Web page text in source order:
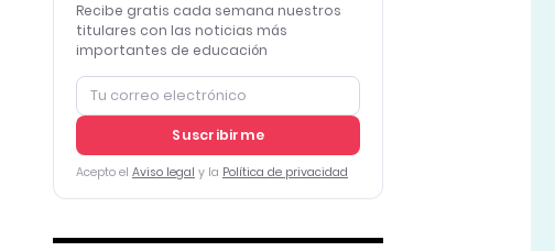
Recibe gratis cada semana nuestros
titulares con las noticias más
importantes de educación
Suscribirme
Acepto el Aviso legal y la Política de privacidad